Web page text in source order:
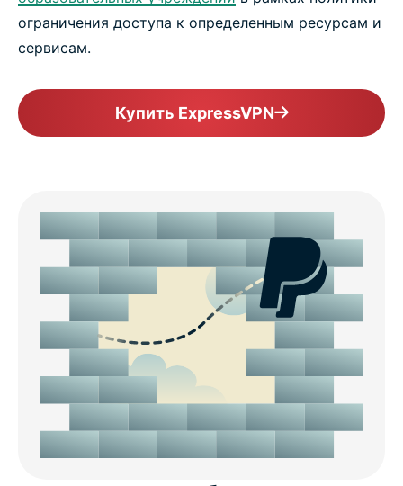
ограничения доступа к определенным ресурсам и
сервисам.
Купить ExpressVPN